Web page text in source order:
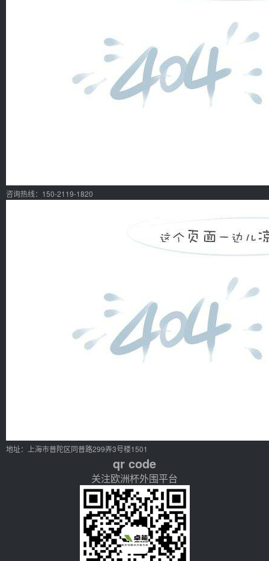
咨询热线：150-2119-1820
地址：上海市普陀区同普路299弄3号楼1501
qr code
关注欧洲杯外围平台